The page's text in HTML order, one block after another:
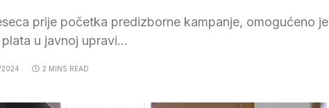
prije početka predizborne kampanje, omogućeno je
u javnoj upravi...
2 MINS READ